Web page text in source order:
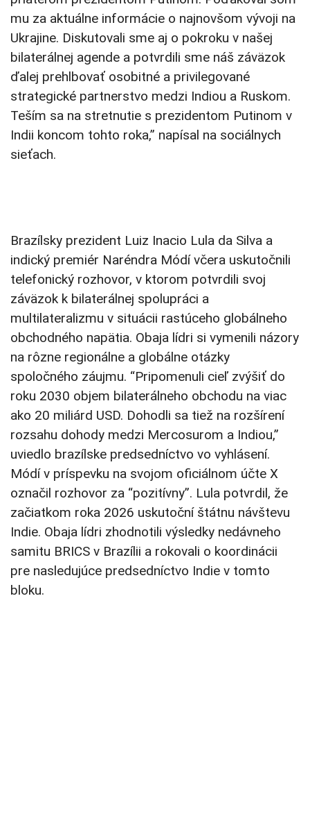
mu za aktuálne informácie o najnovšom vývoji na
Ukrajine. Diskutovali sme aj o pokroku v našej
bilaterálnej agende a potvrdili sme náš záväzok
ďalej prehlbovať osobitné a privilegované
strategické partnerstvo medzi Indiou a Ruskom.
Teším sa na stretnutie s prezidentom Putinom v
Indii koncom tohto roka,” napísal na sociálnych
sieťach.
Brazílsky prezident Luiz Inacio Lula da Silva a
indický premiér Naréndra Módí včera uskutočnili
telefonický rozhovor, v ktorom potvrdili svoj
záväzok k bilaterálnej spolupráci a
multilateralizmu v situácii rastúceho globálneho
obchodného napätia. Obaja lídri si vymenili názory
na rôzne regionálne a globálne otázky
spoločného záujmu. “Pripomenuli cieľ zvýšiť do
roku 2030 objem bilaterálneho obchodu na viac
ako 20 miliárd USD. Dohodli sa tiež na rozšírení
rozsahu dohody medzi Mercosurom a Indiou,”
uviedlo brazílske predsedníctvo vo vyhlásení.
Módí v príspevku na svojom oficiálnom účte X
označil rozhovor za “pozitívny”. Lula potvrdil, že
začiatkom roka 2026 uskutoční štátnu návštevu
Indie. Obaja lídri zhodnotili výsledky nedávneho
samitu BRICS v Brazílii a rokovali o koordinácii
pre nasledujúce predsedníctvo Indie v tomto
bloku.